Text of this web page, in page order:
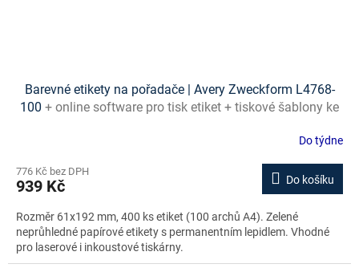
Barevné etikety na pořadače | Avery Zweckform L4768-
100 + online software pro tisk etiket + tiskové šablony ke
Do týdne
776 Kč bez DPH
939 Kč Do košíku
Rozměr 61x192 mm, 400 ks etiket (100 archů A4). Zelené
neprůhledné papírové etikety s permanentním lepidlem. Vhodné
pro laserové i inkoustové tiskárny.